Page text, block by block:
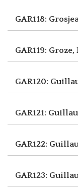
GAR118:
GAR119:
GAR120:
GAR121:
GAR122:
GAR123: